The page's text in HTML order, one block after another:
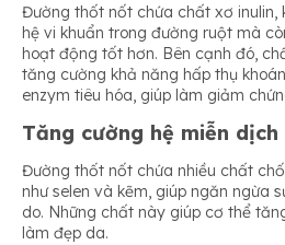
Đường thốt nốt chứa chất xơ inulin,
hệ vi khuẩn trong đường ruột mà
hoạt động tốt hơn. Bên cạnh đó,
tăng cường khả năng hấp thụ
enzym tiêu hóa, giúp làm giảm
Tăng cường hệ miễn dịch
Đường thốt nốt chứa nhiều chất
như selen và kẽm, giúp ngăn ngừa
do. Những chất này giúp cơ thể
làm đẹp da.